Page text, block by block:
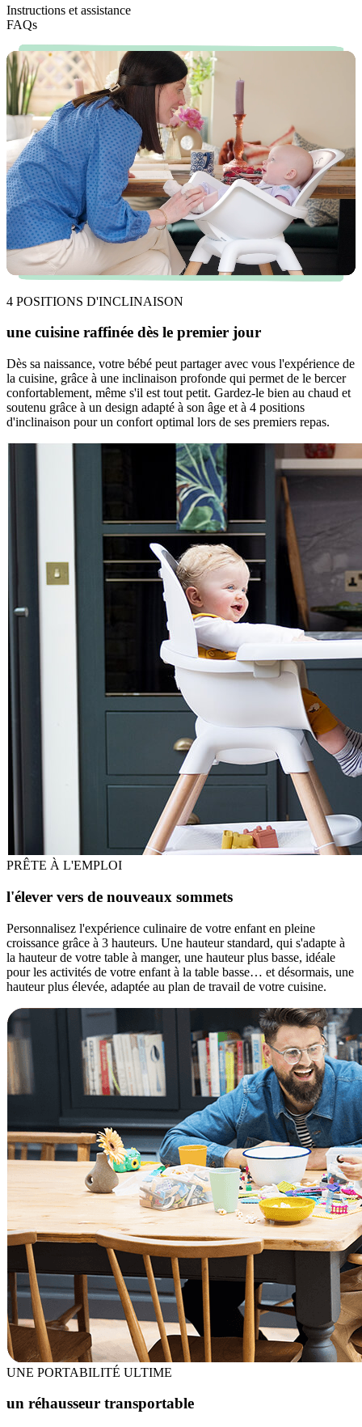
Instructions et assistance
FAQs
4 POSITIONS D'INCLINAISON
une cuisine raffinée dès le premier jour
Dès sa naissance, votre bébé peut partager avec vous l'expérience de
la cuisine, grâce à une inclinaison profonde qui permet de le bercer
confortablement, même s'il est tout petit. Gardez-le bien au chaud et
soutenu grâce à un design adapté à son âge et à 4 positions
d'inclinaison pour un confort optimal lors de ses premiers repas.
PRÊTE À L'EMPLOI
l'élever vers de nouveaux sommets
Personnalisez l'expérience culinaire de votre enfant en pleine
croissance grâce à 3 hauteurs. Une hauteur standard, qui s'adapte à
la hauteur de votre table à manger, une hauteur plus basse, idéale
pour les activités de votre enfant à la table basse… et désormais, une
hauteur plus élevée, adaptée au plan de travail de votre cuisine.
UNE PORTABILITÉ ULTIME
un réhausseur transportable